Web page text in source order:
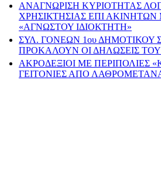
ΑΝΑΓΝΩΡΙΣΗ ΚΥΡΙΟΤΗΤΑΣ
ΧΡΗΣΙΚΤΗΣΙΑΣ ΕΠΙ
«ΑΓΝΩΣΤΟΥ ΙΔΙΟΚΤΗΤΗ»
ΣΥΛ. ΓΟΝΕΩΝ 1ου ΔΗΜΟΤΙΚΟΥ
ΠΡΟΚΑΛΟΥΝ ΟΙ ΔΗΛΩΣΕΙΣ
ΑΚΡΟΔΕΞΙΟΙ ΜΕ ΠΕΡΙΠΟΛΙΕΣ
ΓΕΙΤΟΝΙΕΣ ΑΠΟ